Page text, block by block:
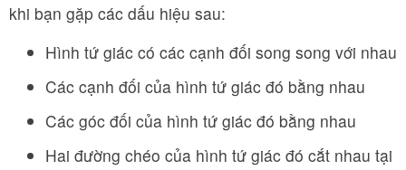
khi bạn gặp các dấu hiệu sau:
Hình tứ giác có các cạnh đối song song với nhau
Các cạnh đối của hình tứ giác đó bằng nhau
Các góc đối của hình tứ giác đó bằng nhau
Hai đường chéo của hình tứ giác đó cắt nhau tại